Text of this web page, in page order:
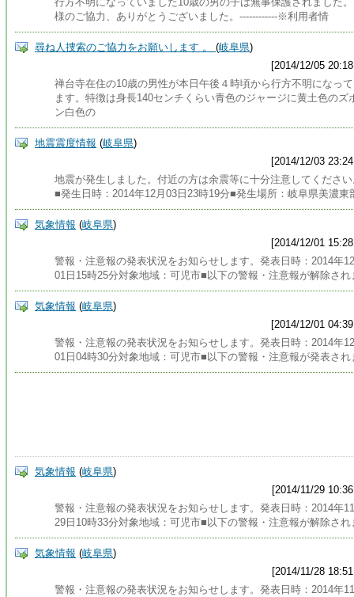
様のご協力、ありがとうございました。------------※利用者情
尋ね人捜索のご協力をお願いします 。 (岐阜県)
[2014/12/05
禅台寺在住の10歳の男性が本日午後４時頃から行方不明になっ
ます。特徴は身長140センチくらい青色のジャージに黄土色のズ
ン白色の
地震震度情報 (岐阜県)
[2014/12/03
地震が発生しました。付近の方は余震等に十分注意してくださ
■発生日時：2014年12月03日23時19分■発生場所：岐阜県美濃東
気象情報 (岐阜県)
[2014/12/01
警報・注意報の発表状況をお知らせします。発表日時：2014年
01日15時25分対象地域：可児市■以下の警報・注意報が解除され
気象情報 (岐阜県)
[2014/12/01
警報・注意報の発表状況をお知らせします。発表日時：2014年
01日04時30分対象地域：可児市■以下の警報・注意報が発表され
気象情報 (岐阜県)
[2014/11/29
警報・注意報の発表状況をお知らせします。発表日時：2014年
29日10時33分対象地域：可児市■以下の警報・注意報が解除され
気象情報 (岐阜県)
[2014/11/28
警報・注意報の発表状況をお知らせします。発表日時：2014年